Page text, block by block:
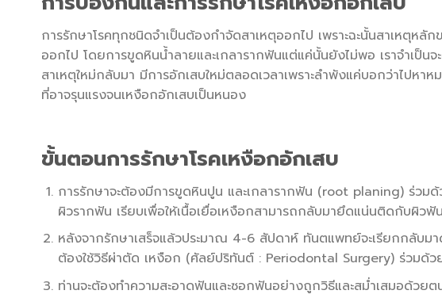
การรักษาโรคทุกชนิดจําเป็นต้องกําจัดสาเหตุออกไป เพราะฉะนั้นสาเหตุห
ออกไป โดยการขูดหินนํ้าลายและเกลารากฟันแต่แค่นั้นยังไม่พอ เราจําเป็น
สาเหตุใหม่กลับมา มีการอักเสบใหม่ตลอดเวลาเพราะลําพังแค่บอกว่าไปห
ที่อาจรุนแรงจนเหงือกอักเสบเป็นหนอง
ขั้นตอนการรักษาโรคเหงือกอักเสบ
การรักษาจะต้องมีการขูดหินปูน และเกลารากฟัน (root planing) ร่วม
ผิวรากฟัน เรียบเพื่อให้เนื้อเยื่อเหงือกสามารถกลับมายึดแน่นติดกับผิว
หลังจากรักษาเสร็จแล้วประมาณ 4-6 สัปดาห์ ทันตแพทย์จะเรียกกลับม
ต้องใช้วิธีผ่าตัด เหงือก (ศัลย์ปริทันต์ : Periodontal Surgery) ร่วมด้ว
ท่านจะต้องทำความสะอาดฟันและซอกฟันอย่างถูกวิธีและสม่ำเสมอด้วย